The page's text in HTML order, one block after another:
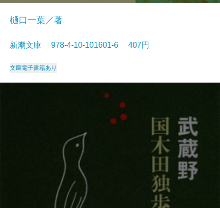
樋口一葉／著
新潮文庫 978-4-10-101601-6 407円
文庫電子書籍あり